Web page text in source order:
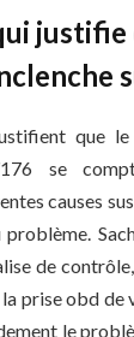
que
se
causes
de
prise obd
le